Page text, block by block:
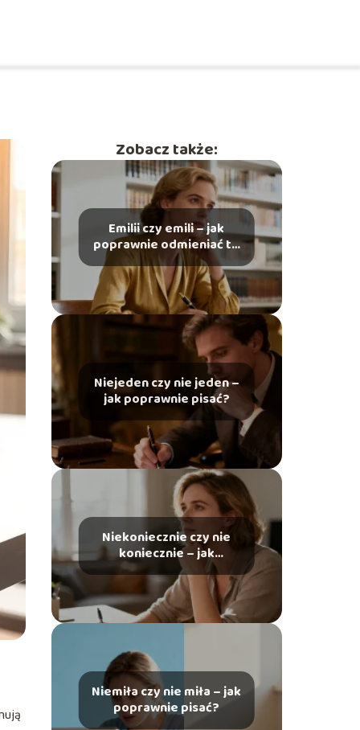
Zobacz także:
Emilii czy emili – jak
poprawnie odmieniać to
imię?
Niejeden czy nie jeden –
jak poprawnie pisać?
Niekoniecznie czy nie
koniecznie – jak
poprawnie pisać?
Niemiła czy nie miła – jak
poprawnie pisać?